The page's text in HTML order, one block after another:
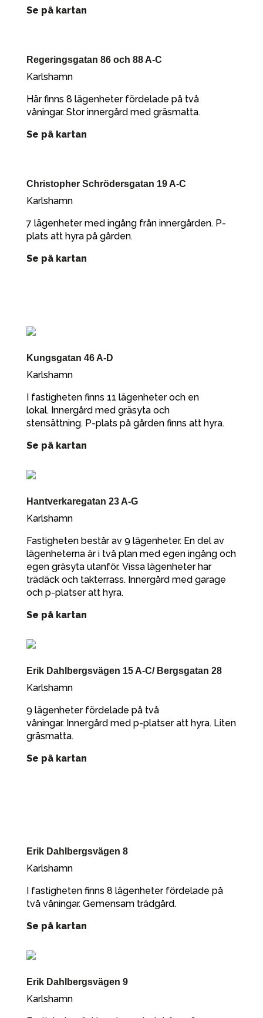
Se på kartan
Regeringsgatan 86 och 88 A-C
Karlshamn
Här finns 8 lägenheter fördelade på två
våningar. Stor innergård med gräsmatta.
Se på kartan
Christopher Schrödersgatan 19 A-C
Karlshamn
7 lägenheter med ingång från innergården. P-
plats att hyra på gården.
Se på kartan
Kungsgatan 46 A-D
Karlshamn
I fastigheten finns 11 lägenheter och en
lokal. Innergård med gräsyta och
stensättning. P-plats på gården finns att hyra.
Se på kartan
Hantverkaregatan 23 A-G
Karlshamn
Fastigheten består av 9 lägenheter. En del av
lägenheterna är i två plan med egen ingång och
egen gräsyta utanför. Vissa lägenheter har
trädäck och takterrass. Innergård med garage
och p-platser att hyra.
Se på kartan
Erik Dahlbergsvägen 15 A-C/ Bergsgatan 28
Karlshamn
9 lägenheter fördelade på två
våningar. Innergård med p-platser att hyra. Liten
gräsmatta.
Se på kartan
Erik Dahlbergsvägen 8
Karlshamn
I fastigheten finns 8 lägenheter fördelade på
två våningar. Gemensam trädgård.
Se på kartan
Erik Dahlbergsvägen 9
Karlshamn